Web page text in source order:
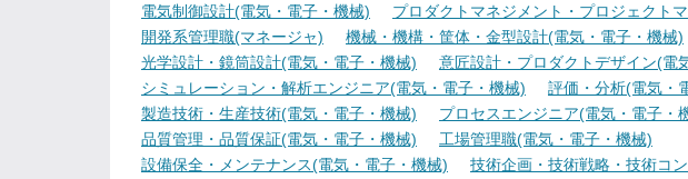
電気制御設計(電気・電子・機械)
プロダクトマネジメント・プロジェクト
開発系管理職(マネージャ)
機械・機構・筐体・金型設計(電気・電子・機械)
光学設計・鏡筒設計(電気・電子・機械)
意匠設計・プロダクトデザイン(電
シミュレーション・解析エンジニア(電気・電子・機械)
評価・分析(電気・
製造技術・生産技術(電気・電子・機械)
プロセスエンジニア(電気・電子・
品質管理・品質保証(電気・電子・機械)
工場管理職(電気・電子・機械)
設備保全・メンテナンス(電気・電子・機械)
技術企画・技術戦略・技術コ